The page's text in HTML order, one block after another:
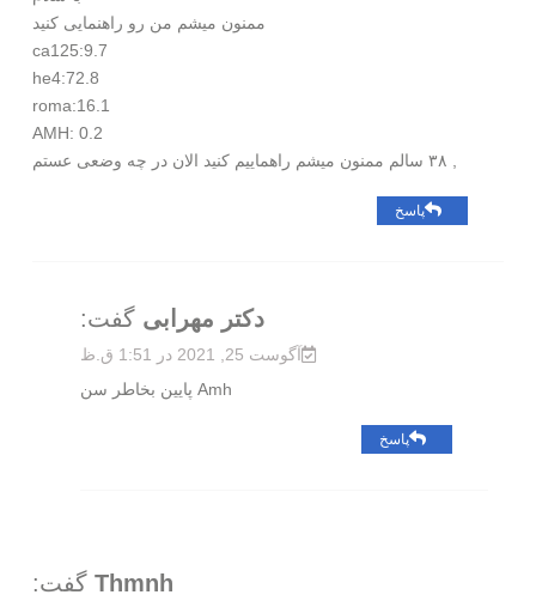
ممنون میشم من رو راهنمایی کنید
ca125:9.7
he4:72.8
roma:16.1
AMH: 0.2
پاسخ
دکتر مهرابی گفت:
آگوست 25, 2021 در 1:51 ق.ظ
Amh پایین بخاطر سن
پاسخ
Thmnh گفت: